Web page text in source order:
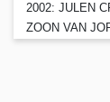
2002: JULEN
ZOON VAN